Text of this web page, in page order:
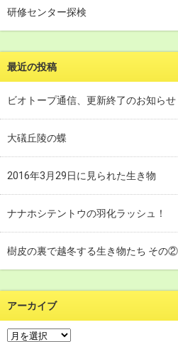
研修センター探検
最近の投稿
ビオトープ通信、更新終了のお知らせ
大礒丘陵の蝶
2016年3月29日に見られた生き物
ナナホシテントウの羽化ラッシュ！
樹皮の裏で越冬する生き物たち その②
アーカイブ